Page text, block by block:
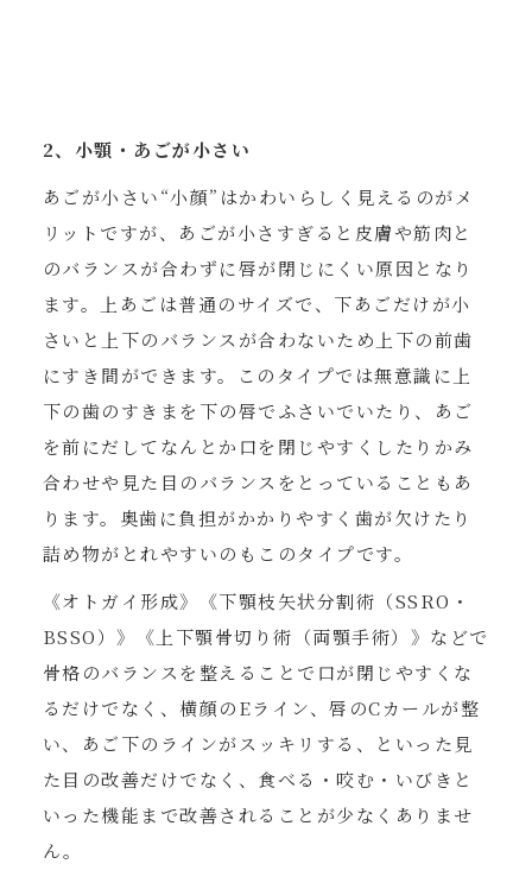
2、小顎・あごが小さい
あごが小さい“小顔”はかわいらしく見えるのがメ
リットですが、あごが小さすぎると皮膚や筋肉と
のバランスが合わずに唇が閉じにくい原因となり
ます。上あごは普通のサイズで、下あごだけが小
さいと上下のバランスが合わないため上下の前歯
にすき間ができます。このタイプでは無意識に上
下の歯のすきまを下の唇でふさいでいたり、あご
を前にだしてなんとか口を閉じやすくしたりかみ
合わせや見た目のバランスをとっていることもあ
ります。奥歯に負担がかかりやすく歯が欠けたり
詰め物がとれやすいのもこのタイプです。
《オトガイ形成》《下顎枝矢状分割術（SSRO・
BSSO）》《上下顎骨切り術（両顎手術）》などで
骨格のバランスを整えることで口が閉じやすくな
るだけでなく、横顔のEライン、唇のCカールが整
い、あご下のラインがスッキリする、といった見
た目の改善だけでなく、食べる・咬む・いびきと
いった機能まで改善されることが少なくありませ
ん。